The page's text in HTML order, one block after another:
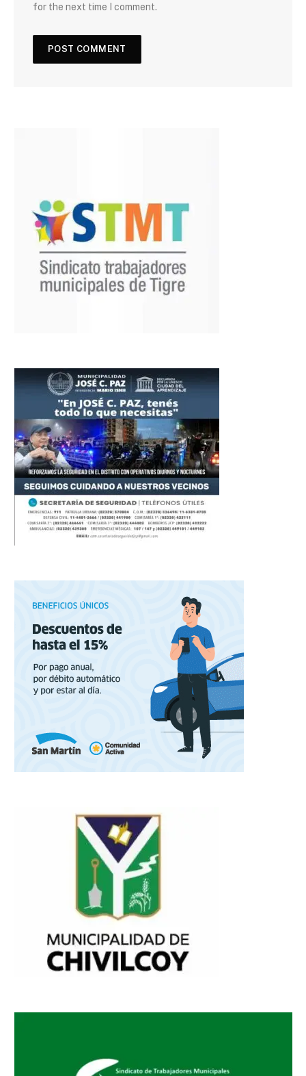
for the next time I comment.